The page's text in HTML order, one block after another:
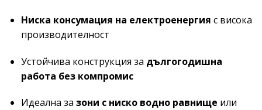
Ниска консумация на електроенергия с висока
производителност
Устойчива конструкция за дългогодишна
работа без компромис
Идеална за зони с ниско водно равнище или